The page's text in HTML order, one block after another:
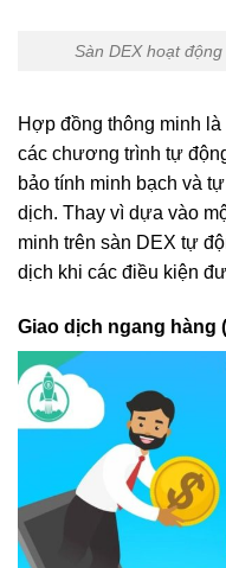
Sàn DEX hoạt
Hợp đồng thông minh
các chương trình tự
bảo tính minh bạch và
dịch. Thay vì dựa vào
minh trên sàn DEX tự
dịch khi các điều kiện
Giao dịch ngang hàng